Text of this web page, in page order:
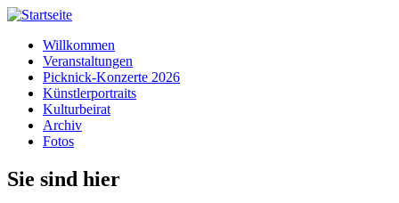
Willkommen
Veranstaltungen
Picknick-Konzerte 2026
Künstlerportraits
Kulturbeirat
Archiv
Fotos
Sie sind hier